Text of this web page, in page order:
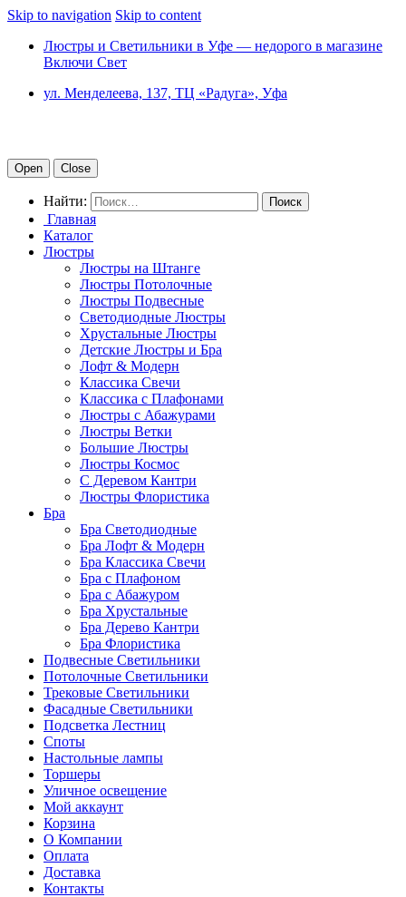
Skip to navigation Skip to content
Люстры и Светильники в Уфе — недорого в магазине
Включи Свет
ул. Менделеева, 137, ТЦ «Радуга», Уфа
Open Close
Найти:
Главная
Каталог
Люстры
Люстры на Штанге
Люстры Потолочные
Люстры Подвесные
Светодиодные Люстры
Хрустальные Люстры
Детские Люстры и Бра
Лофт & Модерн
Классика Свечи
Классика с Плафонами
Люстры с Абажурами
Люстры Ветки
Большие Люстры
Люстры Космос
С Деревом Кантри
Люстры Флористика
Бра
Бра Светодиодные
Бра Лофт & Модерн
Бра Классика Свечи
Бра с Плафоном
Бра с Абажуром
Бра Хрустальные
Бра Дерево Кантри
Бра Флористика
Подвесные Светильники
Потолочные Светильники
Трековые Светильники
Фасадные Светильники
Подсветка Лестниц
Споты
Настольные лампы
Торшеры
Уличное освещение
Мой аккаунт
Корзина
О Компании
Оплата
Доставка
Контакты